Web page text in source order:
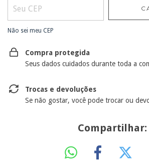
Não sei meu CEP
Compra protegida
Seus dados cuidados durante toda a
Trocas e devoluções
Se não gostar, você pode trocar ou
Compartilhar: